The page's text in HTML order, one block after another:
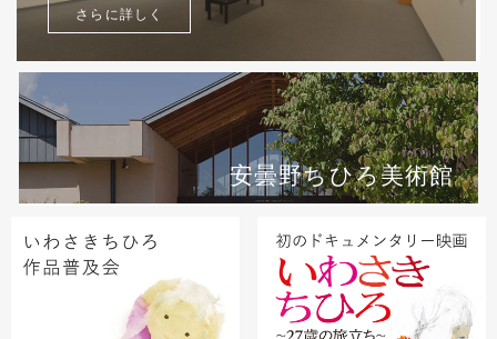
さらに詳しく
安曇野ちひろ美術館